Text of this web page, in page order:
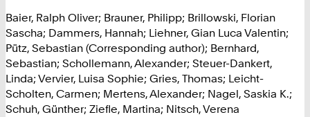
Baier, Ralph Oliver; Brauner, Philipp; Brillowski, Florian
Sascha; Dammers, Hannah; Liehner, Gian Luca Valentin;
Pütz, Sebastian (Corresponding author); Bernhard,
Sebastian; Schollemann, Alexander; Steuer-Dankert,
Linda; Vervier, Luisa Sophie; Gries, Thomas; Leicht-
Scholten, Carmen; Mertens, Alexander; Nagel, Saskia K.;
Schuh, Günther; Ziefle, Martina; Nitsch, Verena